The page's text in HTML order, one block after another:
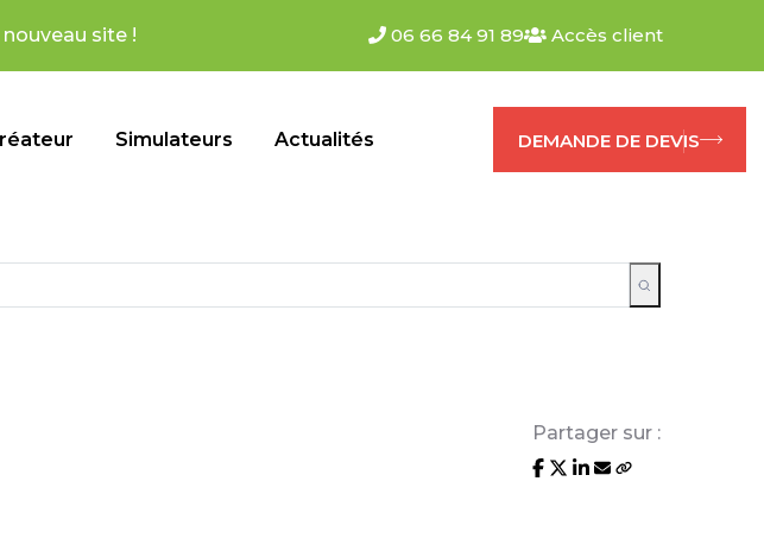
06 66 84 91 89 Accès client
Simulateurs Actualités DEMANDE DE DEVIS
Partager sur :